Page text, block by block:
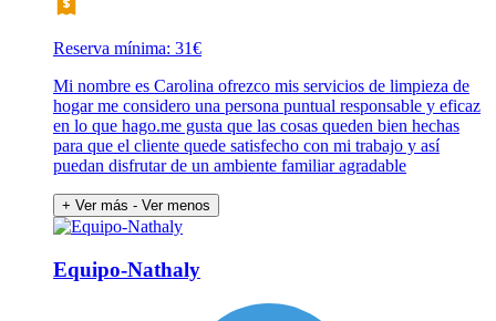
Reserva mínima: 31€
Mi nombre es Carolina ofrezco mis servicios de limpieza de
hogar me considero una persona puntual responsable y eficaz
en lo que hago.me gusta que las cosas queden bien hechas
para que el cliente quede satisfecho con mi trabajo y así
puedan disfrutar de un ambiente familiar agradable
+ Ver más - Ver menos
Equipo-Nathaly